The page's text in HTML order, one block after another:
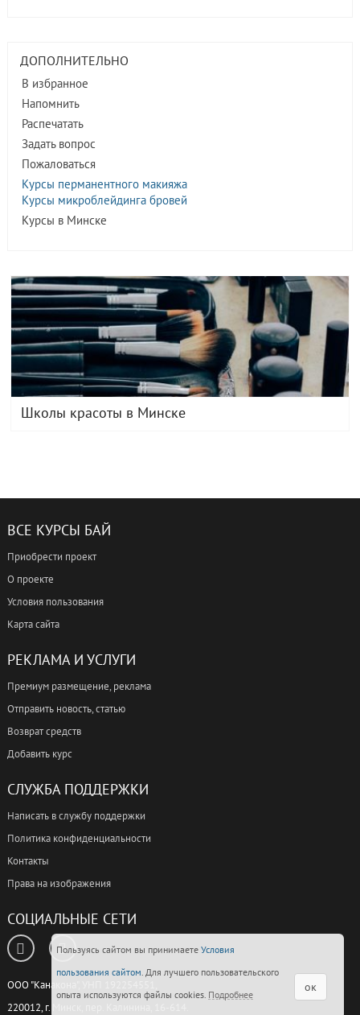
ДОПОЛНИТЕЛЬНО
В избранное
Напомнить
Распечатать
Задать вопрос
Пожаловаться
Курсы перманентного макияжа
Курсы микроблейдинга бровей
Курсы в Минске
Школы красоты в Минске
ВСЕ КУРСЫ БАЙ
Приобрести проект
О проекте
Условия пользования
Карта сайта
РЕКЛАМА И УСЛУГИ
Премиум размещение, реклама
Отправить новость, статью
Возврат средств
Добавить курс
СЛУЖБА ПОДДЕРЖКИ
Написать в службу поддержки
Политика конфиденциальности
Контакты
Права на изображения
СОЦИАЛЬНЫЕ СЕТИ
ООО "Канакона", УНП 192254551,
220012, г. Минск, пер. Калинина, 16-614.
Пользуясь сайтом вы принимаете Условия
пользования сайтом. Для лучшего пользовательского
опыта используются файлы cookies. Подробнее
ок